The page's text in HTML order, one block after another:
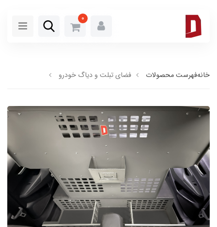
0
خانهفهرست محصولات فضای تبلت و دیاگ خودرو